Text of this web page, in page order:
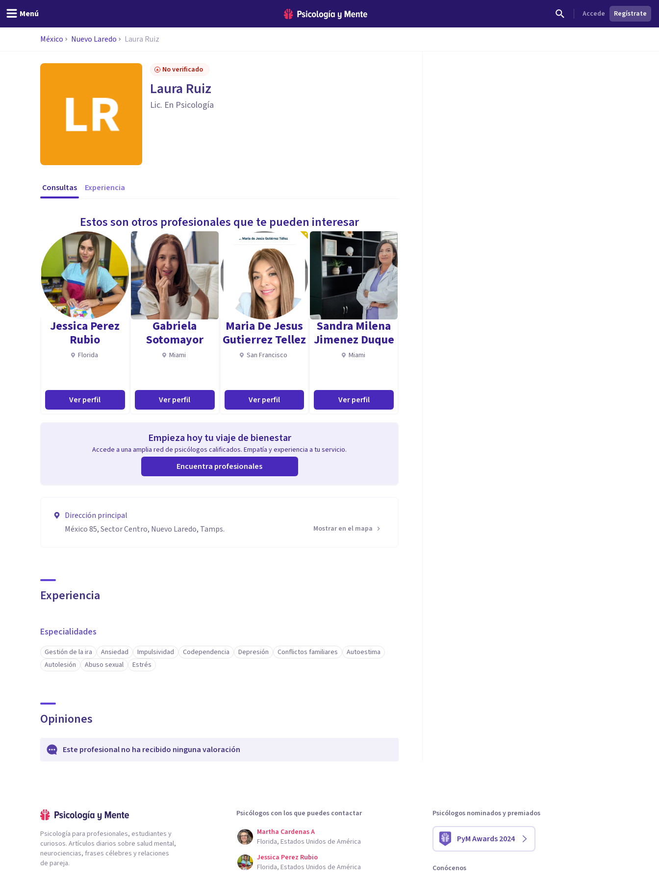
Menú Accede Regístrate
México Nuevo Laredo Laura Ruiz
No verificado
Laura Ruiz
Lic. En Psicología
Consultas Experiencia
Estos son otros profesionales que te pueden interesar
Jessica Perez
Rubio
Florida
Ver perfil
Gabriela
Sotomayor
Miami
Ver perfil
Maria De Jesus
Gutierrez Tellez
San Francisco
Ver perfil
Sandra Milena
Jimenez Duque
Miami
Ver perfil
Empieza hoy tu viaje de bienestar
Accede a una amplia red de psicólogos calificados. Empatía y experiencia a tu servicio.
Encuentra profesionales
Dirección principal
México 85, Sector Centro, Nuevo Laredo, Tamps.
Mostrar en el mapa
Experiencia
Especialidades
Gestión de la ira Ansiedad Impulsividad Codependencia Depresión Conflictos familiares
Autoestima
Autolesión
Abuso sexual Estrés
Opiniones
Este profesional no ha recibido ninguna valoración
Psicología para profesionales, estudiantes y
curiosos. Artículos diarios sobre salud mental,
neurociencias, frases célebres y relaciones
de pareja.
Psicólogos con los que puedes contactar
Martha Cardenas A
Florida, Estados Unidos de América
Jessica Perez Rubio
Florida, Estados Unidos de América
Psicólogos nominados y premiados
PyM Awards 2024
Conócenos